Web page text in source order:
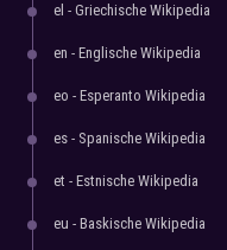
el - Griechische Wikipedia
en - Englische Wikipedia
eo - Esperanto Wikipedia
es - Spanische Wikipedia
et - Estnische Wikipedia
eu - Baskische Wikipedia